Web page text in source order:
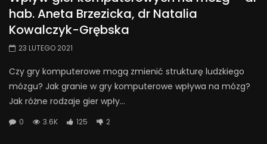
hab. Aneta Brzezicka, dr Natalia
Kowalczyk-Grębska
23 LUTEGO 2021
Czy gry komputerowe mogą zmienić strukturę ludzkiego
mózgu? Jak granie w gry komputerowe wpływa na mózg?
Jak różne rodzaje gier wpły...
0 3.6K 125 2